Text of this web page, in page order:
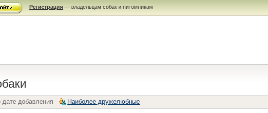
Регистрация — владельцам собак и питомникам
дате добавления Наиболее дружелюбные